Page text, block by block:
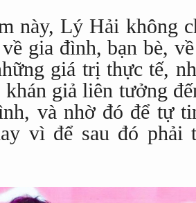
này, Lý Hải không
gia đình, bạn bè,
giá trị thực tế,
giả liên tưởng
và nhờ đó để tự
vì để sau đó phải